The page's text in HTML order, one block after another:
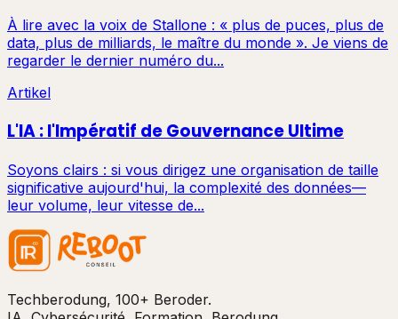
À lire avec la voix de Stallone : « plus de puces, plus de
data, plus de milliards, le maître du monde ». Je viens de
regarder le dernier numéro du...
Artikel
L'IA : l'Impératif de Gouvernance Ultime
Soyons clairs : si vous dirigez une organisation de taille
significative aujourd'hui, la complexité des données—
leur volume, leur vitesse de...
Techberodung, 100+ Beroder.